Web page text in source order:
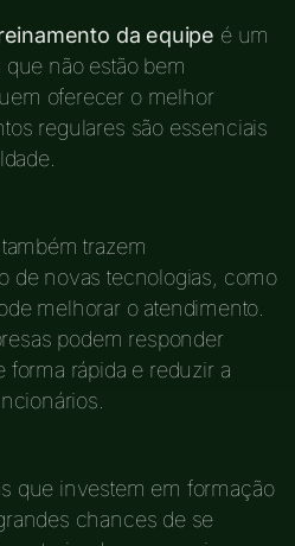
da equipe é um
não estão bem
oferecer o melhor
regulares são essenciais
trazem
de novas tecnologias, como
melhorar o atendimento.
podem responder
forma rápida e reduzir a
que investem em formação
chances de se